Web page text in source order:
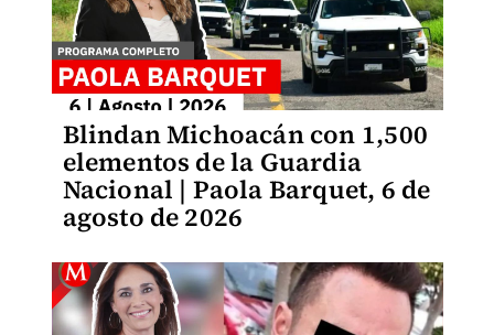
Blindan Michoacán con 1,500
elementos de la Guardia
Nacional | Paola Barquet, 6 de
agosto de 2026